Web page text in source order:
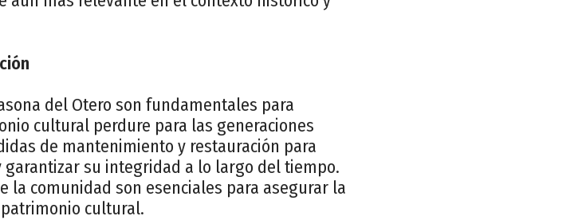
del Otero son fundamentales para
cultural perdure para las generaciones
de mantenimiento y restauración para
su integridad a lo largo del tiempo.
la comunidad son esenciales para asegurar la
cultural.